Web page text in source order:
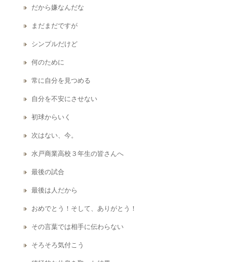
だから嫌なんだな
まだまだですが
シンプルだけど
何のために
常に自分を見つめる
自分を不安にさせない
初球からいく
次はない、今。
水戸商業高校３年生の皆さんへ
最後の試合
最後は人だから
おめでとう！そして、ありがとう！
その言葉では相手に伝わらない
そろそろ気付こう